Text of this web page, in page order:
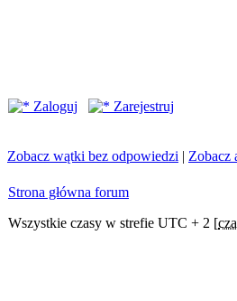
Zaloguj
Zarejestruj
Zobacz wątki bez odpowiedzi | Zobacz
Strona główna forum
Wszystkie czasy w strefie UTC + 2 [